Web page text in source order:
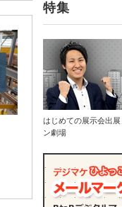
特集
はじめての展示会出
ン劇場